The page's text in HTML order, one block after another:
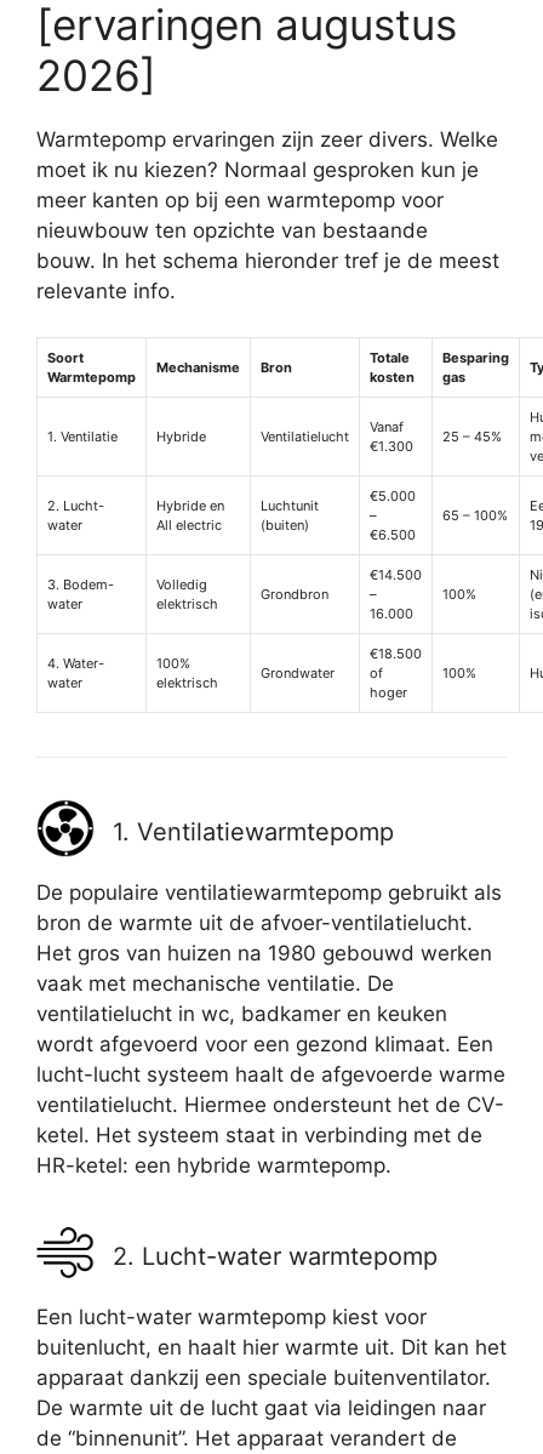
[ervaringen augustus
2026]
Warmtepomp ervaringen zijn zeer divers. Welke
moet ik nu kiezen? Normaal gesproken kun je
meer kanten op bij een warmtepomp voor
nieuwbouw ten opzichte van bestaande
bouw. In het schema hieronder tref je de meest
relevante info.
Soort
Warmtepomp
Mechanisme Bron
Totale
kosten
Besparing
gas
1. Ventilatie Hybride Ventilatielucht
Vanaf
€1.300
25 – 45%
2. Lucht-
water
Hybride en
All electric
Luchtunit
(buiten)
€5.000
–
€6.500
65 – 100%
3. Bodem-
water
Volledig
elektrisch
Grondbron
€14.500
–
16.000
100%
4. Water-
water
100%
elektrisch
Grondwater
€18.500
of
hoger
100%
1. Ventilatiewarmtepomp
De populaire ventilatiewarmtepomp gebruikt als
bron de warmte uit de afvoer-ventilatielucht.
Het gros van huizen na 1980 gebouwd werken
vaak met mechanische ventilatie. De
ventilatielucht in wc, badkamer en keuken
wordt afgevoerd voor een gezond klimaat. Een
lucht-lucht systeem haalt de afgevoerde warme
ventilatielucht. Hiermee ondersteunt het de CV-
ketel. Het systeem staat in verbinding met de
HR-ketel: een hybride warmtepomp.
2. Lucht-water warmtepomp
Een lucht-water warmtepomp kiest voor
buitenlucht, en haalt hier warmte uit. Dit kan het
apparaat dankzij een speciale buitenventilator.
De warmte uit de lucht gaat via leidingen naar
de “binnenunit”. Het apparaat verandert de